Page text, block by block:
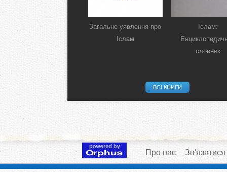
Загальне уявлення про
Іслам
Іслам:
словник
ВСІ КНИГИ
Про нас